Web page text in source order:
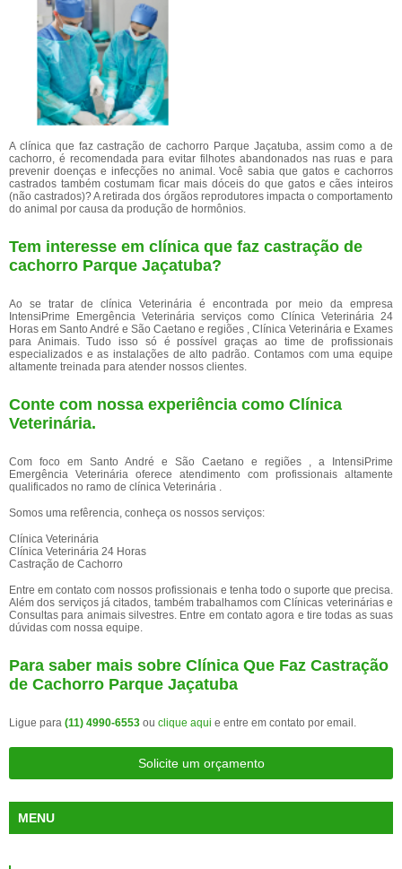
A clínica que faz castração de cachorro Parque Jaçatuba, assim como a de
cachorro, é recomendada para evitar filhotes abandonados nas ruas e para
prevenir doenças e infecções no animal. Você sabia que gatos e cachorros
castrados também costumam ficar mais dóceis do que gatos e cães inteiros
(não castrados)? A retirada dos órgãos reprodutores impacta o comportamento
do animal por causa da produção de hormônios.
Tem interesse em clínica que faz castração de
cachorro Parque Jaçatuba?
Ao se tratar de clínica Veterinária é encontrada por meio da empresa
IntensiPrime Emergência Veterinária serviços como Clínica Veterinária 24
Horas em Santo André e São Caetano e regiões , Clínica Veterinária e Exames
para Animais. Tudo isso só é possível graças ao time de profissionais
especializados e as instalações de alto padrão. Contamos com uma equipe
altamente treinada para atender nossos clientes.
Conte com nossa experiência como Clínica
Veterinária.
Com foco em Santo André e São Caetano e regiões , a IntensiPrime
Emergência Veterinária oferece atendimento com profissionais altamente
qualificados no ramo de clínica Veterinária .
Somos uma refêrencia, conheça os nossos serviços:
Clínica Veterinária
Clínica Veterinária 24 Horas
Castração de Cachorro
Entre em contato com nossos profissionais e tenha todo o suporte que precisa.
Além dos serviços já citados, também trabalhamos com Clínicas veterinárias e
Consultas para animais silvestres. Entre em contato agora e tire todas as suas
dúvidas com nossa equipe.
Para saber mais sobre Clínica Que Faz Castração
de Cachorro Parque Jaçatuba
Ligue para (11) 4990-6553 ou clique aqui e entre em contato por email.
Solicite um orçamento
MENU